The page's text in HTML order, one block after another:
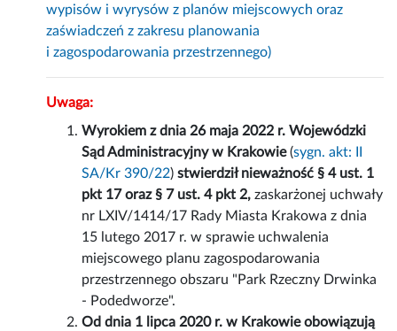
wypisów i wyrysów z planów miejscowych oraz
zaświadczeń z zakresu planowania
i zagospodarowania przestrzennego)
Uwaga:
Wyrokiem z dnia 26 maja 2022 r. Wojewódzki
Sąd Administracyjny w Krakowie(sygn. akt: II
SA/Kr 390/22)stwierdził nieważność § 4 ust. 1
pkt 17 oraz § 7 ust. 4 pkt 2, zaskarżonej uchwały
nr LXIV/1414/17 Rady Miasta Krakowa z dnia
15 lutego 2017 r. w sprawie uchwalenia
miejscowego planu zagospodarowania
przestrzennego obszaru "Park Rzeczny Drwinka
- Podedworze".
Od dnia 1 lipca 2020 r. w Krakowie obowiązują